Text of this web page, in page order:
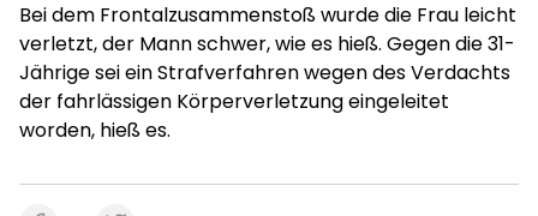
Bei dem Frontalzusammenstoß wurde die Frau leicht
verletzt, der Mann schwer, wie es hieß. Gegen die 31-
Jährige sei ein Strafverfahren wegen des Verdachts
der fahrlässigen Körperverletzung eingeleitet
worden, hieß es.